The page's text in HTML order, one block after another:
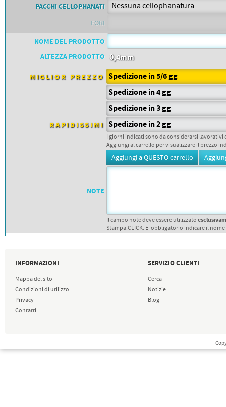
DORSALI TARGHE
NUMERI DA GARA MTB
PACCHI CELLOPHANATI
FORI
NOME DEL PRODOTTO
ALTEZZA PRODOTTO 0,4mm
MIGLIOR PREZZO Spedizione in 5/6 gg
Spedizione in 4 gg
Spedizione in 3 gg
RAPIDISSIMI Spedizione in 2 gg
I giorni indicati sono da considerarsi
Aggiungi al carrello per visualizzare il prezzo
NOTE
Il campo note deve essere utilizzato
Stampa.CLICK. E' obbligatorio indicare il
INFORMAZIONI
Mappa del sito
Condizioni di utilizzo
Privacy
Contatti
SERVIZIO CLIENTI
Cerca
Notizie
Blog